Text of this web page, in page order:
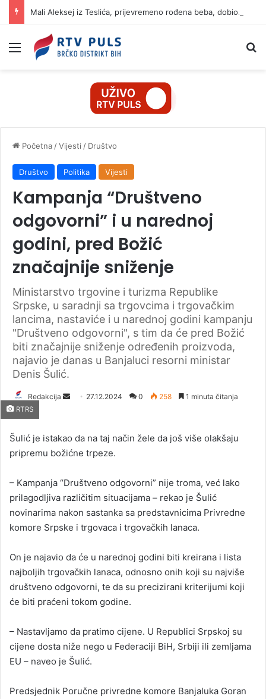
Mali Aleksej iz Teslića, prijevremeno rođena beba, dobio životnu bitku na UKC-u Srpske
Izbornik
Početna /Vijesti / Društvo
Društvo Politika Vijesti
Kampanja “Društveno
odgovorni” i u narednoj
godini, pred Božić
značajnije sniženje
Ministarstvo trgovine i turizma Republike
Srpske, u saradnji sa trgovcima i trgovačkim
lancima, nastaviće i u narednoj godini kampanju
"Društveno odgovorni", s tim da će pred Božić
biti značajnije sniženje određenih proizvoda,
najavio je danas u Banjaluci resorni ministar
Denis Šulić.
Redakcija
d
a
e
m
a
i
27.12.2024 0 258 1 minuta čitanja
RTRS
Šulić je istakao da na taj način žele da još više olakšaju
pripremu božićne trpeze.
– Kampanja “Društveno odgovorni” nije troma, već lako
prilagodljiva različitim situacijama – rekao je Šulić
novinarima nakon sastanka sa predstavnicima Privredne
komore Srpske i trgovaca i trgovačkih lanaca.
On je najavio da će u narednoj godini biti kreirana i lista
najboljih trgovačkih lanaca, odnosno onih koji su najviše
društveno odgovorni, te da su precizirani kriterijumi koji
će biti praćeni tokom godine.
– Nastavljamo da pratimo cijene. U Republici Srpskoj su
cijene dosta niže nego u Federaciji BiH, Srbiji ili zemljama
EU – naveo je Šulić.
Predsjednik Poručne privredne komore Banjaluka Goran